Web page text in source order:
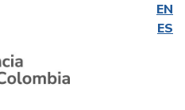
EN
ES